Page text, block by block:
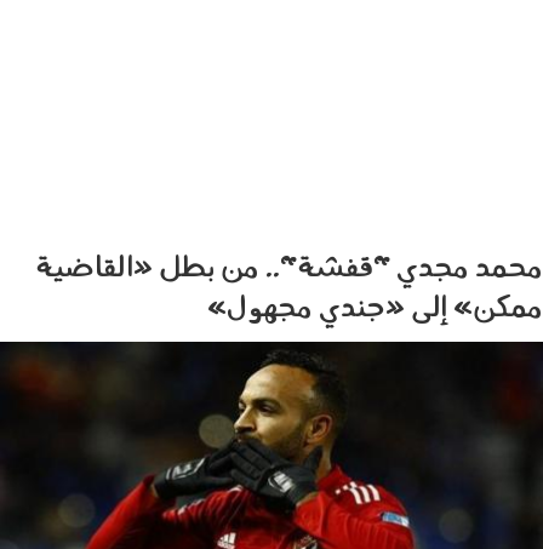
محمد مجدي "قفشة".. من بطل «القاضية
ممكن» إلى «جندي مجهول»